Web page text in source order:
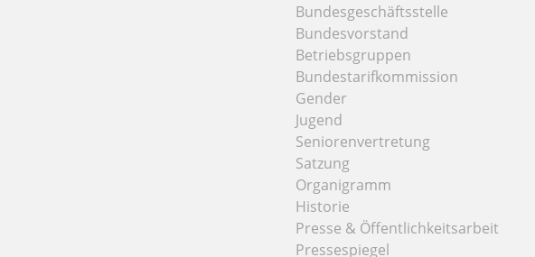
Bundesgeschäftsstelle
Bundesvorstand
Betriebsgruppen
Bundestarifkommission
Gender
Jugend
Seniorenvertretung
Satzung
Organigramm
Historie
Presse & Öffentlichkeitsarbeit
Pressespiegel